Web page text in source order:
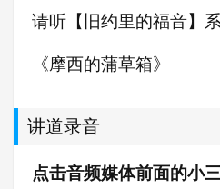
请听【旧约里的福音】
《摩西的蒲草箱》
讲道录音
点击音频媒体前面的小